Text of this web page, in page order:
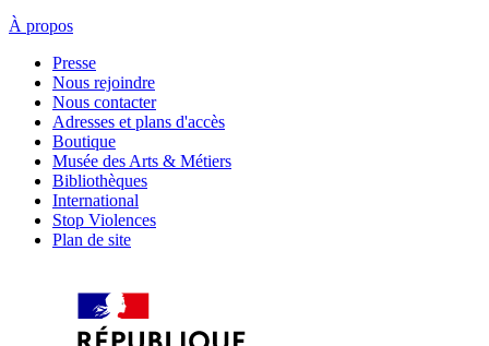
À propos
Presse
Nous rejoindre
Nous contacter
Adresses et plans d'accès
Boutique
Musée des Arts & Métiers
Bibliothèques
International
Stop Violences
Plan de site